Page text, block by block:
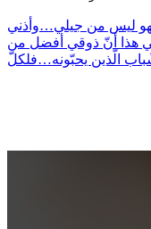
ليس من جيلي…وأذني
هذا أنّ ذوقي أفضل من